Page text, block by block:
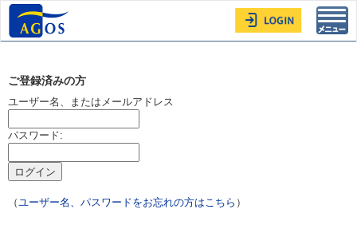
ご登録済みの方
ユーザー名、またはメールアドレス
パスワード:
（ユーザー名、パスワードをお忘れの方はこちら ）